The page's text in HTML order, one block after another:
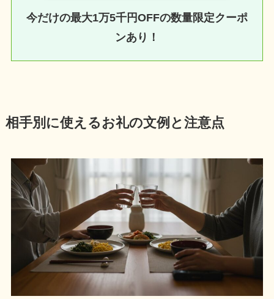
今だけの最大1万5千円OFFの数量限定クーポ
ンあり！
相手別に使えるお礼の文例と注意点